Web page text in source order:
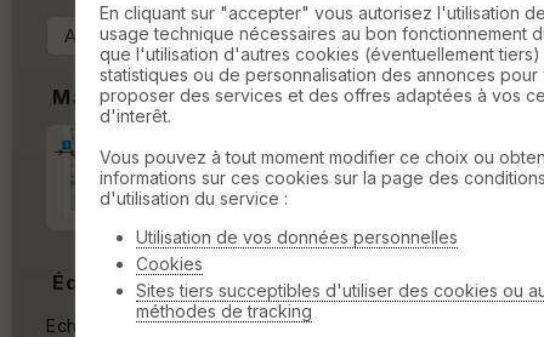
Marges
Marge autour de la trace
%
Échelle
Echelle actuelle : 1/30172
En cliquant sur "accepter" vous autorisez l'utilisation
usage technique nécessaires au bon fonctionnement
que l'utilisation d'autres cookies (éventuellement
statistiques ou de personnalisation des annonces pour
proposer des services et des offres adaptées à vos
d'interêt.
Vous pouvez à tout moment modifier ce choix ou
informations sur ces cookies sur la page des
d'utilisation du service :
Utilisation de vos données personnelles
Cookies
Sites tiers succeptibles d'utiliser des cookies ou
méthodes de tracking